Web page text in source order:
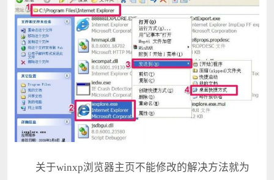
关于winxp浏览器主页不能修改的解决方法就为